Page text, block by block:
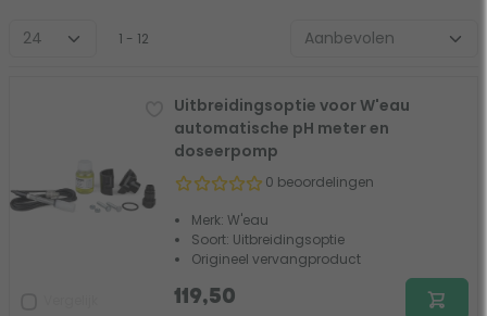
1 - 12
Uitbreidingsoptie voor W'eau
automatische pH meter en
doseerpomp
0 beoordelingen
Merk: W'eau
Soort: Uitbreidingsoptie
Origineel vervangproduct
119,50